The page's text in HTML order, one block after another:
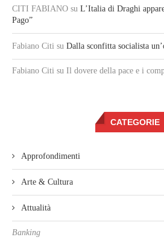
CITI FABIANO su L’Italia di Draghi
Pago”
Fabiano Citi su Dalla sconfitta socialista
Fabiano Citi su Il dovere della pace e i
CATEGORIE
Approfondimenti
Arte & Cultura
Attualità
Banking